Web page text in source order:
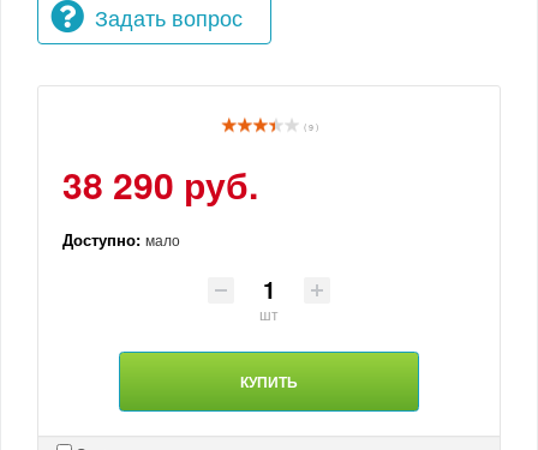
Задать вопрос
( 9 )
38 290 руб.
Доступно: мало
шт
КУПИТЬ